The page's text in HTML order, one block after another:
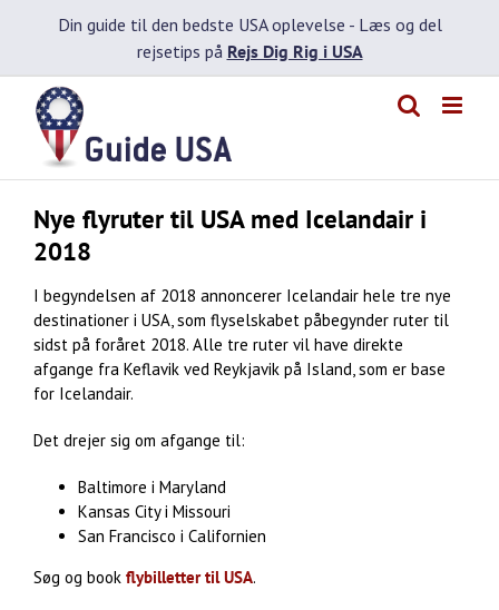
Din guide til den bedste USA oplevelse - Læs og del
rejsetips på Rejs Dig Rig i USA
Nye flyruter til USA med Icelandair i
2018
I begyndelsen af 2018 annoncerer Icelandair hele tre nye
destinationer i USA, som flyselskabet påbegynder ruter til
sidst på foråret 2018. Alle tre ruter vil have direkte
afgange fra Keflavik ved Reykjavik på Island, som er base
for Icelandair.
Det drejer sig om afgange til:
Baltimore i Maryland
Kansas City i Missouri
San Francisco i Californien
Søg og book flybilletter til USA.